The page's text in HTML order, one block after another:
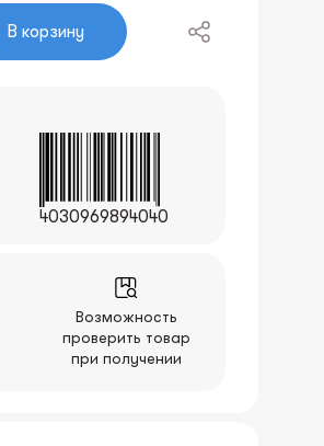
В корзину
4030969894040
Возможность
проверить товар
при получении